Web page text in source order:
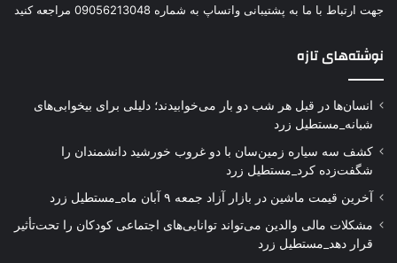
جهت ارتباط با ما به پشتیبانی واتساپ به شماره 09056213048 مراجعه کنید
نوشته‌های تازه
انسان‌ها در قبل هر شب دو بار می‌خوابیدند؛ دلیلی برای بیخوابی‌های
شبانه_مستطیل زرد
کشف سه سیاره زمین‌سان با دو غروب خورشید دانشمندان را
شگفت‌زده کرد_مستطیل زرد
آخرین قیمت ماشین در بازار آزاد جمعه ۹ آبان ماه_مستطیل زرد
مشکلات مالی والدین می‌تواند توانایی‌های اجتماعی کودکان را تحت‌تأثیر
قرار دهد_مستطیل زرد